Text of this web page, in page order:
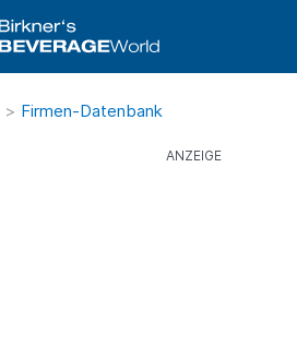
> Firmen-Datenbank